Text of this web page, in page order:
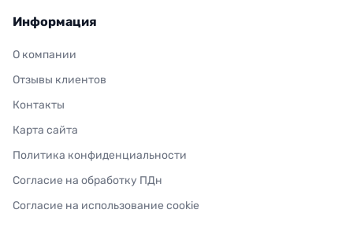
Информация
О компании
Отзывы клиентов
Контакты
Карта сайта
Политика конфиденциальности
Согласие на обработку ПДн
Согласие на использование cookie